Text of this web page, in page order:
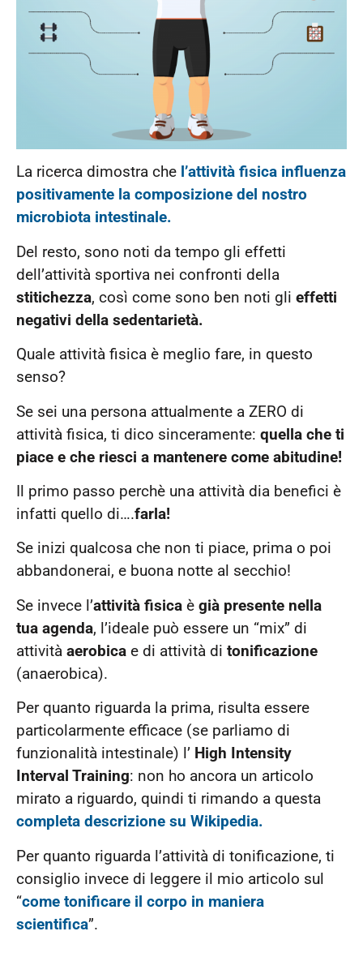
La ricerca dimostra che l’attività fisica influenza
positivamente la composizione del nostro
microbiota intestinale.
Del resto, sono noti da tempo gli effetti
dell’attività sportiva nei confronti della
stitichezza, così come sono ben noti gli effetti
negativi della sedentarietà.
Quale attività fisica è meglio fare, in questo
senso?
Se sei una persona attualmente a ZERO di
attività fisica, ti dico sinceramente: quella che ti
piace e che riesci a mantenere come abitudine!
Il primo passo perchè una attività dia benefici è
infatti quello di….farla!
Se inizi qualcosa che non ti piace, prima o poi
abbandonerai, e buona notte al secchio!
Se invece l’attività fisica è già presente nella
tua agenda, l’ideale può essere un “mix” di
attività aerobica e di attività di tonificazione
(anaerobica).
Per quanto riguarda la prima, risulta essere
particolarmente efficace (se parliamo di
funzionalità intestinale) l’ High Intensity
Interval Training: non ho ancora un articolo
mirato a riguardo, quindi ti rimando a questa
completa descrizione su Wikipedia.
Per quanto riguarda l’attività di tonificazione, ti
consiglio invece di leggere il mio articolo sul
“come tonificare il corpo in maniera
scientifica”.